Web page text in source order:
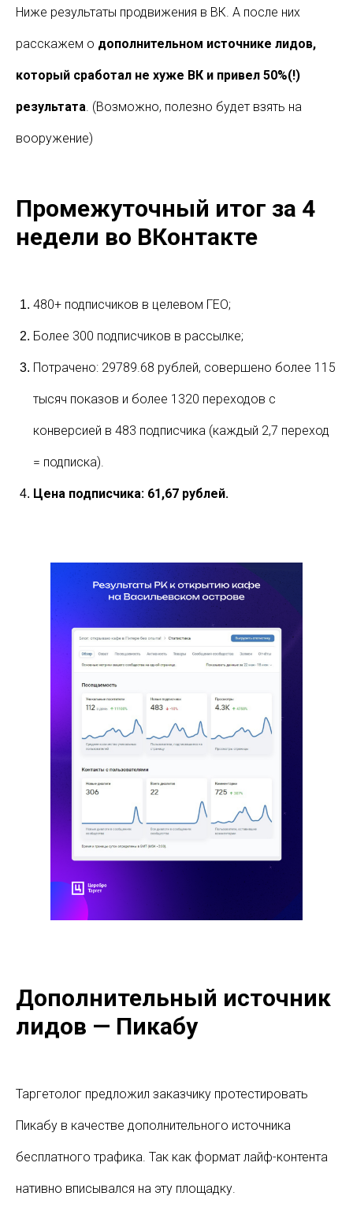
Ниже результаты продвижения в ВК. А после них
расскажем о дополнительном источнике лидов,
который сработал не хуже ВК и привел 50%(!)
результата. (Возможно, полезно будет взять на
вооружение)
Промежуточный итог за 4
недели во ВКонтакте
480+ подписчиков в целевом ГЕО;
Более 300 подписчиков в рассылке;
Потрачено: 29789.68 рублей, совершено более 115
тысяч показов и более 1320 переходов с
конверсией в 483 подписчика (каждый 2,7 переход
= подписка).
Цена подписчика: 61,67 рублей.
Дополнительный источник
лидов — Пикабу
Таргетолог предложил заказчику протестировать
Пикабу в качестве дополнительного источника
бесплатного трафика. Так как формат лайф-контента
нативно вписывался на эту площадку.